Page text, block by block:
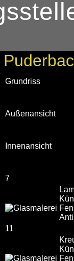
Grundriss
Außenansicht
Innenansicht
7
11